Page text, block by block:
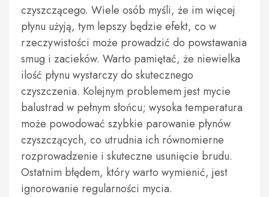
czyszczącego. Wiele osób myśli, że im więcej
płynu użyją, tym lepszy będzie efekt, co w
rzeczywistości może prowadzić do powstawania
smug i zacieków. Warto pamiętać, że niewielka
ilość płynu wystarczy do skutecznego
czyszczenia. Kolejnym problemem jest mycie
balustrad w pełnym słońcu; wysoka temperatura
może powodować szybkie parowanie płynów
czyszczących, co utrudnia ich równomierne
rozprowadzenie i skuteczne usunięcie brudu.
Ostatnim błędem, który warto wymienić, jest
ignorowanie regularności mycia.